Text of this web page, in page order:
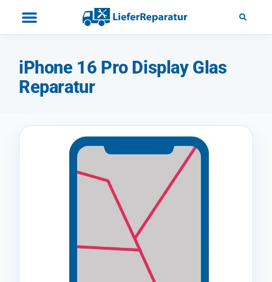
iPhone 16 Pro Display Glas
Reparatur